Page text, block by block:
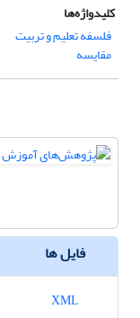
کلیدواژه‌ها
فلسفه تعلیم و تربیت
مقایسه
فایل ها